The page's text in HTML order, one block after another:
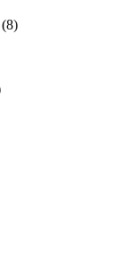
(8)